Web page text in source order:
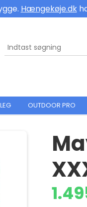
Hængekøje.dk
OUTDOOR PRO